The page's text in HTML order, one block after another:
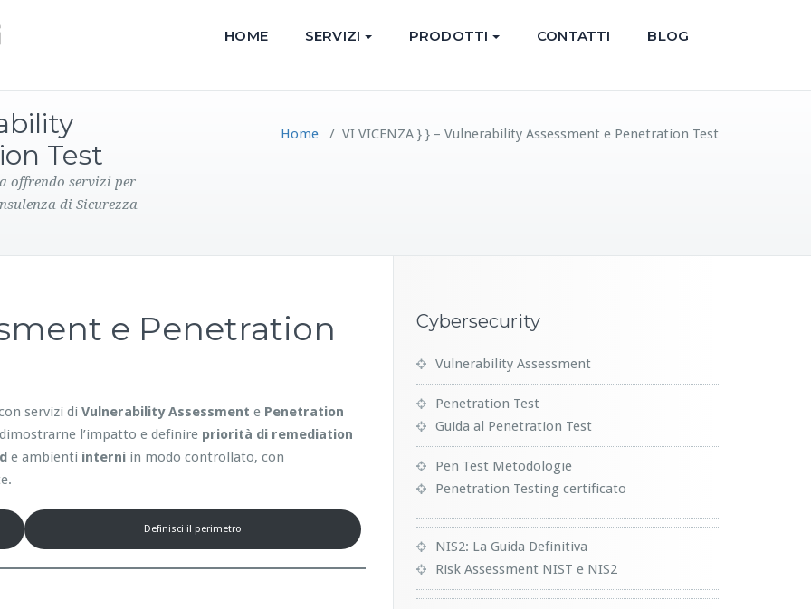
HOME SERVIZI PRODOTTI CONTATTI BLOG
Test
offrendo servizi per
di Sicurezza
Home / VI VICENZA } } – Vulnerability Assessment e Penetration Test
e Penetration
servizi di Vulnerability Assessment e Penetration
l’impatto e definire priorità di remediation
e ambienti interni in modo controllato, con
Definisci il perimetro
Cybersecurity
Vulnerability Assessment
Penetration Test
Guida al Penetration Test
Pen Test Metodologie
Penetration Testing certificato
NIS2: La Guida Definitiva
Risk Assessment NIST e NIS2